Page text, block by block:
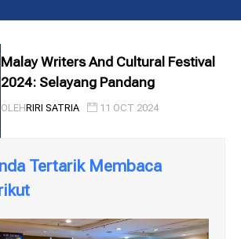
Malay Writers And Cultural Festival
2024: Selayang Pandang
OLEHRIRI SATRIA 11 OCT 2024
Tertarik Membaca